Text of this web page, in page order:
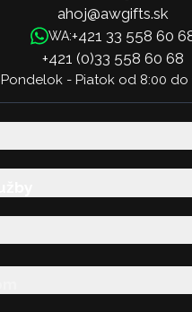
ahoj@awgifts.sk
WA:+421 33 558 60
+421 (0)33 558 60 68
Pondelok - Piatok od 8:00 do